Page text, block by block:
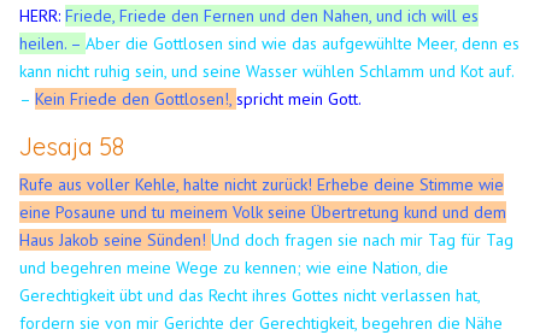
HERR: Friede, Friede den Fernen und den Nahen, und ich will es
heilen. –Aber die Gottlosen sind wie das aufgewühlte Meer, denn es
kann nicht ruhig sein, und seine Wasser wühlen Schlamm und Kot auf.
–Kein Friede den Gottlosen!,spricht mein Gott.
Jesaja 58
Rufe aus voller Kehle, halte nicht zurück! Erhebe deine Stimme wie
eine Posaune und tu meinem Volk seine Übertretung kund und dem
Haus Jakob seine Sünden!Und doch fragen sie nach mir Tag für Tag
und begehren meine Wege zu kennen; wie eine Nation, die
Gerechtigkeit übt und das Recht ihres Gottes nicht verlassen hat,
fordern sie von mir Gerichte der Gerechtigkeit, begehren die Nähe